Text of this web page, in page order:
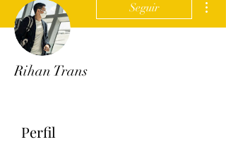
Seguir
Rihan Trans
Perfil